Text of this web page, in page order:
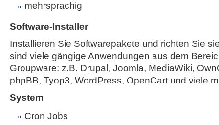
mehrsprachig
Software-Installer
Installieren Sie Softwarepakete und richten Sie
sind viele gängige Anwendungen aus dem
Groupware: z.B. Drupal, Joomla, MediaWiki,
phpBB, Tyop3, WordPress, OpenCart und viele
System
Cron Jobs